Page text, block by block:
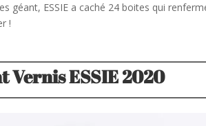
géant, ESSIE a caché 24 boites qui
!
Vernis ESSIE 2020